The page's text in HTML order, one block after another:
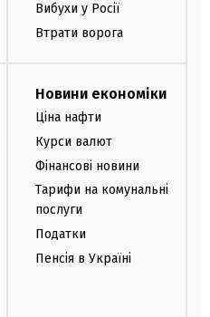
Вибухи у Росії
Втрати ворога
Новини економіки
Ціна нафти
Курси валют
Фінансові новини
Тарифи на комунальні
послуги
Податки
Пенсія в Україні